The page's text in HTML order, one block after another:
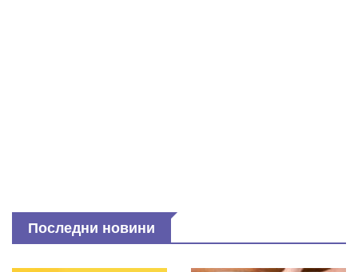
Последни новини